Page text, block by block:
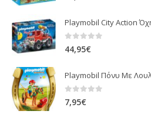
44,95€
Playmobil Πόνυ Με
7,95€